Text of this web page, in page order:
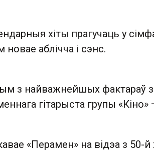
хіты прагучаць у
новае аблічча і сэнс.
з найважнейшых фактараў
гітарыста групы
«Перамен» на відэа з 50-й